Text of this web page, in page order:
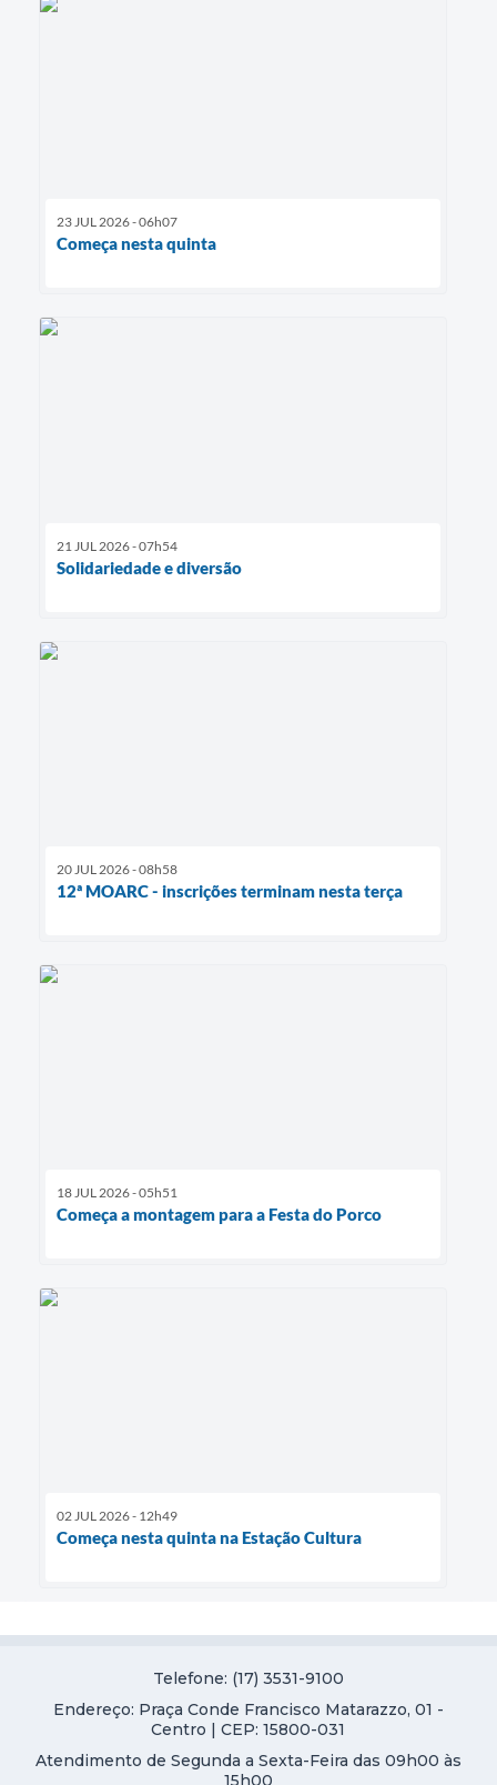
23 JUL 2026 - 06h07
Começa nesta quinta
21 JUL 2026 - 07h54
Solidariedade e diversão
20 JUL 2026 - 08h58
12ª MOARC - inscrições terminam nesta terça
18 JUL 2026 - 05h51
Começa a montagem para a Festa do Porco
02 JUL 2026 - 12h49
Começa nesta quinta na Estação Cultura
Telefone: (17) 3531-9100
Endereço: Praça Conde Francisco Matarazzo, 01 -
Centro | CEP: 15800-031
Atendimento de Segunda a Sexta-Feira das 09h00 às
15h00